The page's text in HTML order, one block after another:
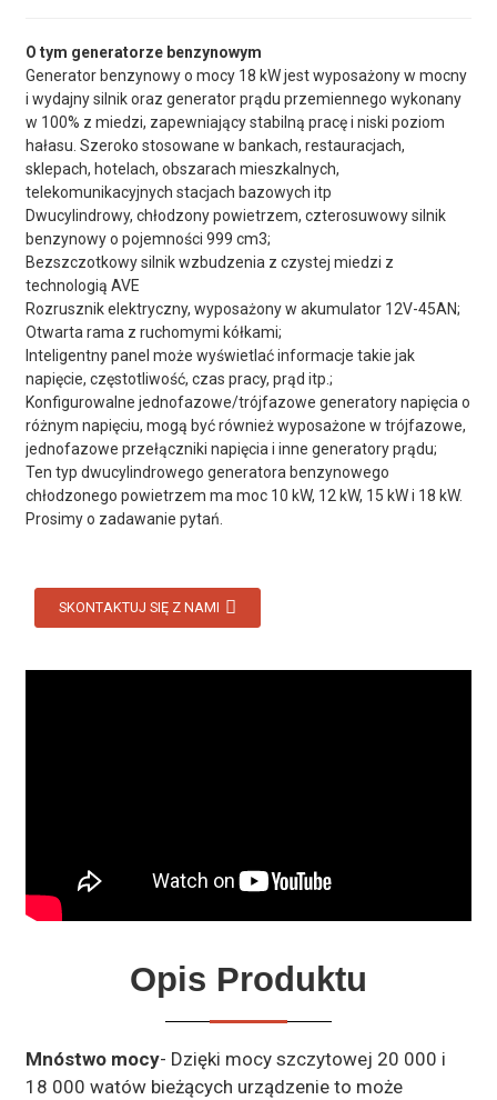
O tym generatorze benzynowym
Generator benzynowy o mocy 18 kW jest wyposażony w mocny
i wydajny silnik oraz generator prądu przemiennego wykonany
w 100% z miedzi, zapewniający stabilną pracę i niski poziom
hałasu. Szeroko stosowane w bankach, restauracjach,
sklepach, hotelach, obszarach mieszkalnych,
telekomunikacyjnych stacjach bazowych itp
Dwucylindrowy, chłodzony powietrzem, czterosuwowy silnik
benzynowy o pojemności 999 cm3;
Bezszczotkowy silnik wzbudzenia z czystej miedzi z
technologią AVE
Rozrusznik elektryczny, wyposażony w akumulator 12V-45AN;
Otwarta rama z ruchomymi kółkami;
Inteligentny panel może wyświetlać informacje takie jak
napięcie, częstotliwość, czas pracy, prąd itp.;
Konfigurowalne jednofazowe/trójfazowe generatory napięcia o
różnym napięciu, mogą być również wyposażone w trójfazowe,
jednofazowe przełączniki napięcia i inne generatory prądu;
Ten typ dwucylindrowego generatora benzynowego
chłodzonego powietrzem ma moc 10 kW, 12 kW, 15 kW i 18 kW.
Prosimy o zadawanie pytań.
SKONTAKTUJ SIĘ Z NAMI
Opis Produktu
Mnóstwo mocy- Dzięki mocy szczytowej 20 000 i
18 000 watów bieżących urządzenie to może